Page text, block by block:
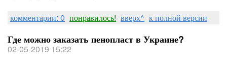
комментарии: 0 понравилось! вверх^ к полной версии
Где можно заказать пенопласт в Украине?
02-05-2019 15:22